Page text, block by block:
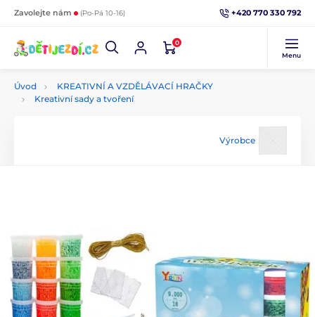
Zavolejte nám (Po-Pá 10-16) +420 770 330 792
0
Menu
Úvod
KREATIVNÍ A VZDĚLÁVACÍ HRAČKY
Kreativní sady a tvoření
Výrobce